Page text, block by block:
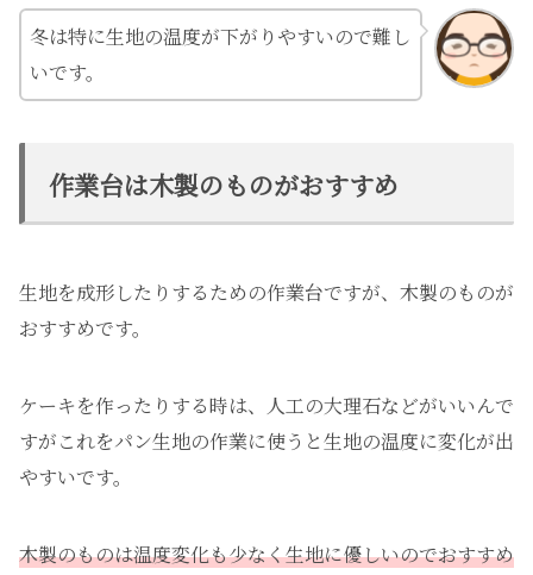
冬は特に生地の温度が下がりやすいので難し
いです。
作業台は木製のものがおすすめ
生地を成形したりするための作業台ですが、木製のものが
おすすめです。
ケーキを作ったりする時は、人工の大理石などがいいんで
すがこれをパン生地の作業に使うと生地の温度に変化が出
やすいです。
木製のものは温度変化も少なく生地に優しいのでおすすめ